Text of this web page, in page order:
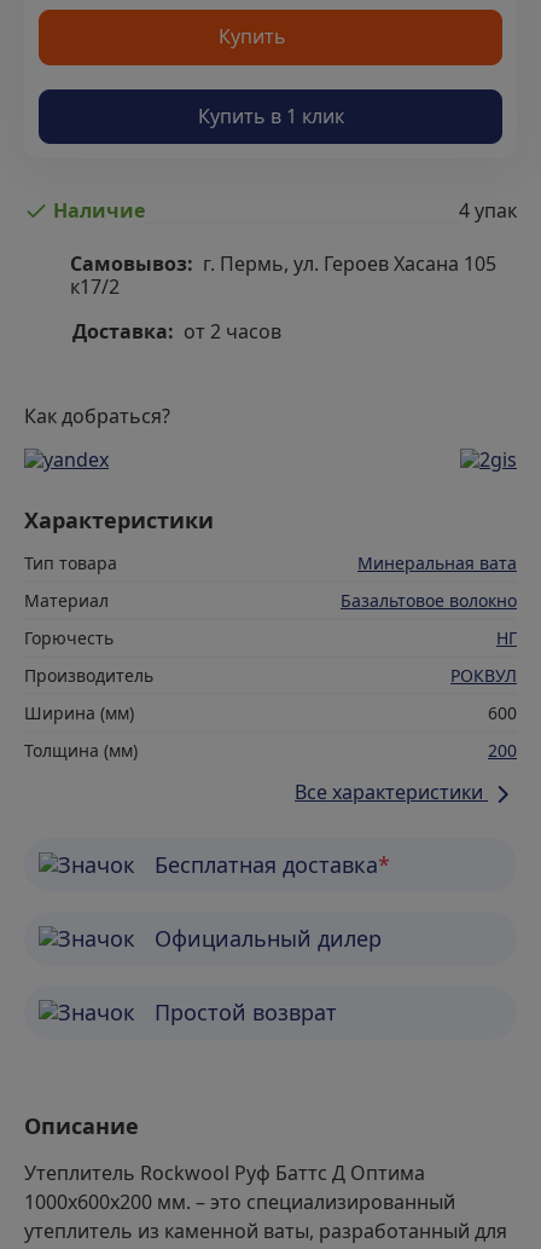
Купить
Купить в 1 клик
Наличие
4 упак
Самовывоз: г. Пермь, ул. Героев Хасана 105
к17/2
Доставка: от 2 часов
Как добраться?
Характеристики
Тип товара
Минеральная вата
Материал
Базальтовое волокно
Горючесть
НГ
Производитель
РОКВУЛ
Ширина (мм)
600
Толщина (мм)
200
Все характеристики
Бесплатная доставка*
Официальный дилер
Простой возврат
Описание
Утеплитель Rockwool Руф Баттс Д Оптима
1000х600х200 мм. – это специализированный
утеплитель из каменной ваты, разработанный для